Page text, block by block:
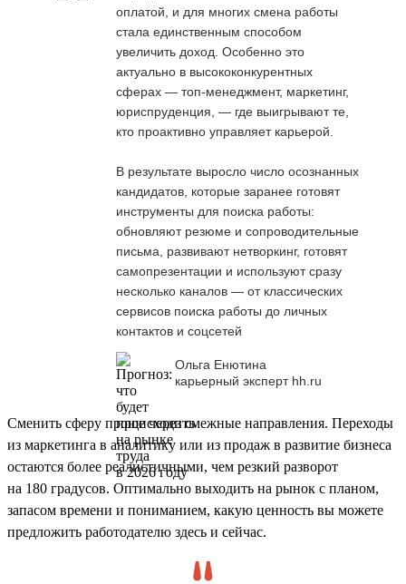
оплатой, и для многих смена работы
стала единственным способом
увеличить доход. Особенно это
актуально в высококонкурентных
сферах — топ-менеджмент, маркетинг,
юриспруденция, — где выигрывают те,
кто проактивно управляет карьерой.
В результате выросло число осознанных
кандидатов, которые заранее готовят
инструменты для поиска работы:
обновляют резюме и сопроводительные
письма, развивают нетворкинг, готовят
самопрезентации и используют сразу
несколько каналов — от классических
сервисов поиска работы до личных
контактов и соцсетей
Ольга Енютина
карьерный эксперт hh.ru
Сменить сферу проще через смежные направления. Переходы
из маркетинга в аналитику или из продаж в развитие бизнеса
остаются более реалистичными, чем резкий разворот
на 180 градусов. Оптимально выходить на рынок с планом,
запасом времени и пониманием, какую ценность вы можете
предложить работодателю здесь и сейчас.